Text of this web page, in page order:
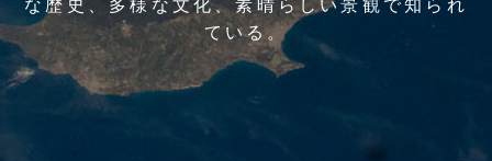
な歴史、多様な文化、素晴らしい景観で知られ
ている。